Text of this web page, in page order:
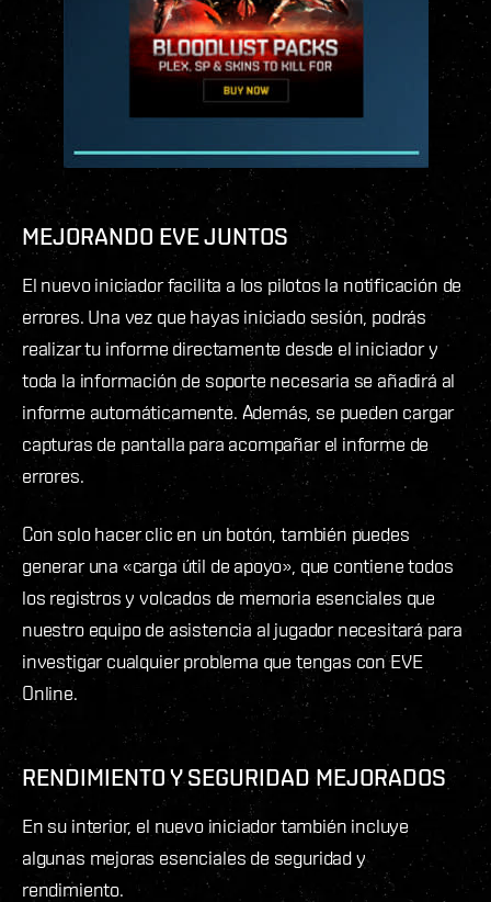
MEJORANDO EVE JUNTOS
El nuevo iniciador facilita a los pilotos la notificación de
errores. Una vez que hayas iniciado sesión, podrás
realizar tu informe directamente desde el iniciador y
toda la información de soporte necesaria se añadirá al
informe automáticamente. Además, se pueden cargar
capturas de pantalla para acompañar el informe de
errores.
Con solo hacer clic en un botón, también puedes
generar una «carga útil de apoyo», que contiene todos
los registros y volcados de memoria esenciales que
nuestro equipo de asistencia al jugador necesitará para
investigar cualquier problema que tengas con EVE
Online.
RENDIMIENTO Y SEGURIDAD MEJORADOS
En su interior, el nuevo iniciador también incluye
algunas mejoras esenciales de seguridad y
rendimiento.